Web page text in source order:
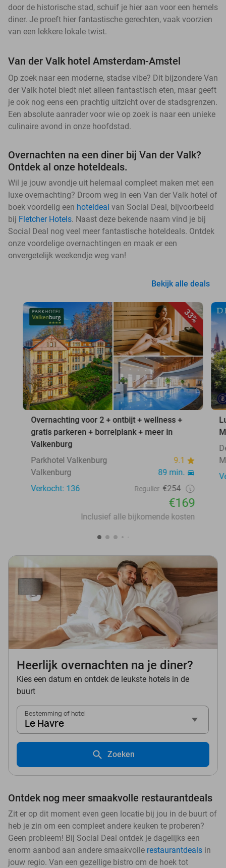
door de historische stad, schuif je hier aan voor een hemels
diner. Je proeft hier fantastische gerechten, vaak voorzien
van een lekkere lokale twist.
Van der Valk hotel Amsterdam-Amstel
Op zoek naar een moderne, stadse vibe? Dit bijzondere Van
der Valk hotel biedt niet alleen fantastisch eten, maar geeft
je ook nog eens een prachtig uitzicht over de stadsgrenzen.
Een absolute aanrader voor wie op zoek is naar een unieke
culinaire avond in onze hoofdstad.
Overnachten na een diner bij Van der Valk?
Ontdek al onze hoteldeals.
Wil je jouw avondje uit helemaal compleet maken met een
luxe overnachting? Droom weg in een Van der Valk hotel of
boek voordelig een hoteldeal van Social Deal, bijvoorbeeld
bij Fletcher Hotels. Naast deze bekende naam vind je bij
Social Deal nog veel meer fantastische hoteldeals. Ontdek
onze voordelige overnachtingen en maak er een
onvergetelijk weekendje weg van!
Bekijk alle deals
33%
Overnachting voor 2 + ontbijt + wellness +
gratis parkeren + borrelplank + meer in
Valkenburg
Parkhotel Valkenburg
9.1
Valkenburg
89 min.
Verkocht: 136
Regulier €254
€169
Inclusief alle bijkomende kosten
Heerlijk overnachten na je diner?
Kies een datum en ontdek de leukste hotels in de
buurt
Bestemming of hotel
Le Havre
Zoeken
Ontdek nog meer smaakvolle restaurantdeals
Zit er op dit moment even geen locatie bij jou in de buurt of
heb je zin om een compleet andere keuken te proberen?
Geen probleem! Bij Social Deal ontdek je dagelijks een
enorm aanbod aan andere smaakvolle restaurantdeals in
jouw regio. Van een gezellige bistro om de hoek tot